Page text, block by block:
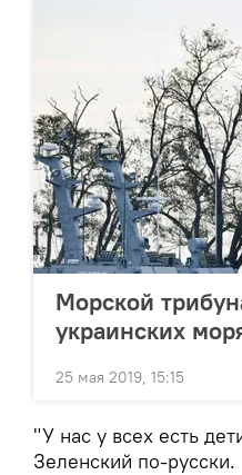
Морской
украинских
25 мая 2019, 15:15
"У нас у всех есть
Зеленский по-русски.